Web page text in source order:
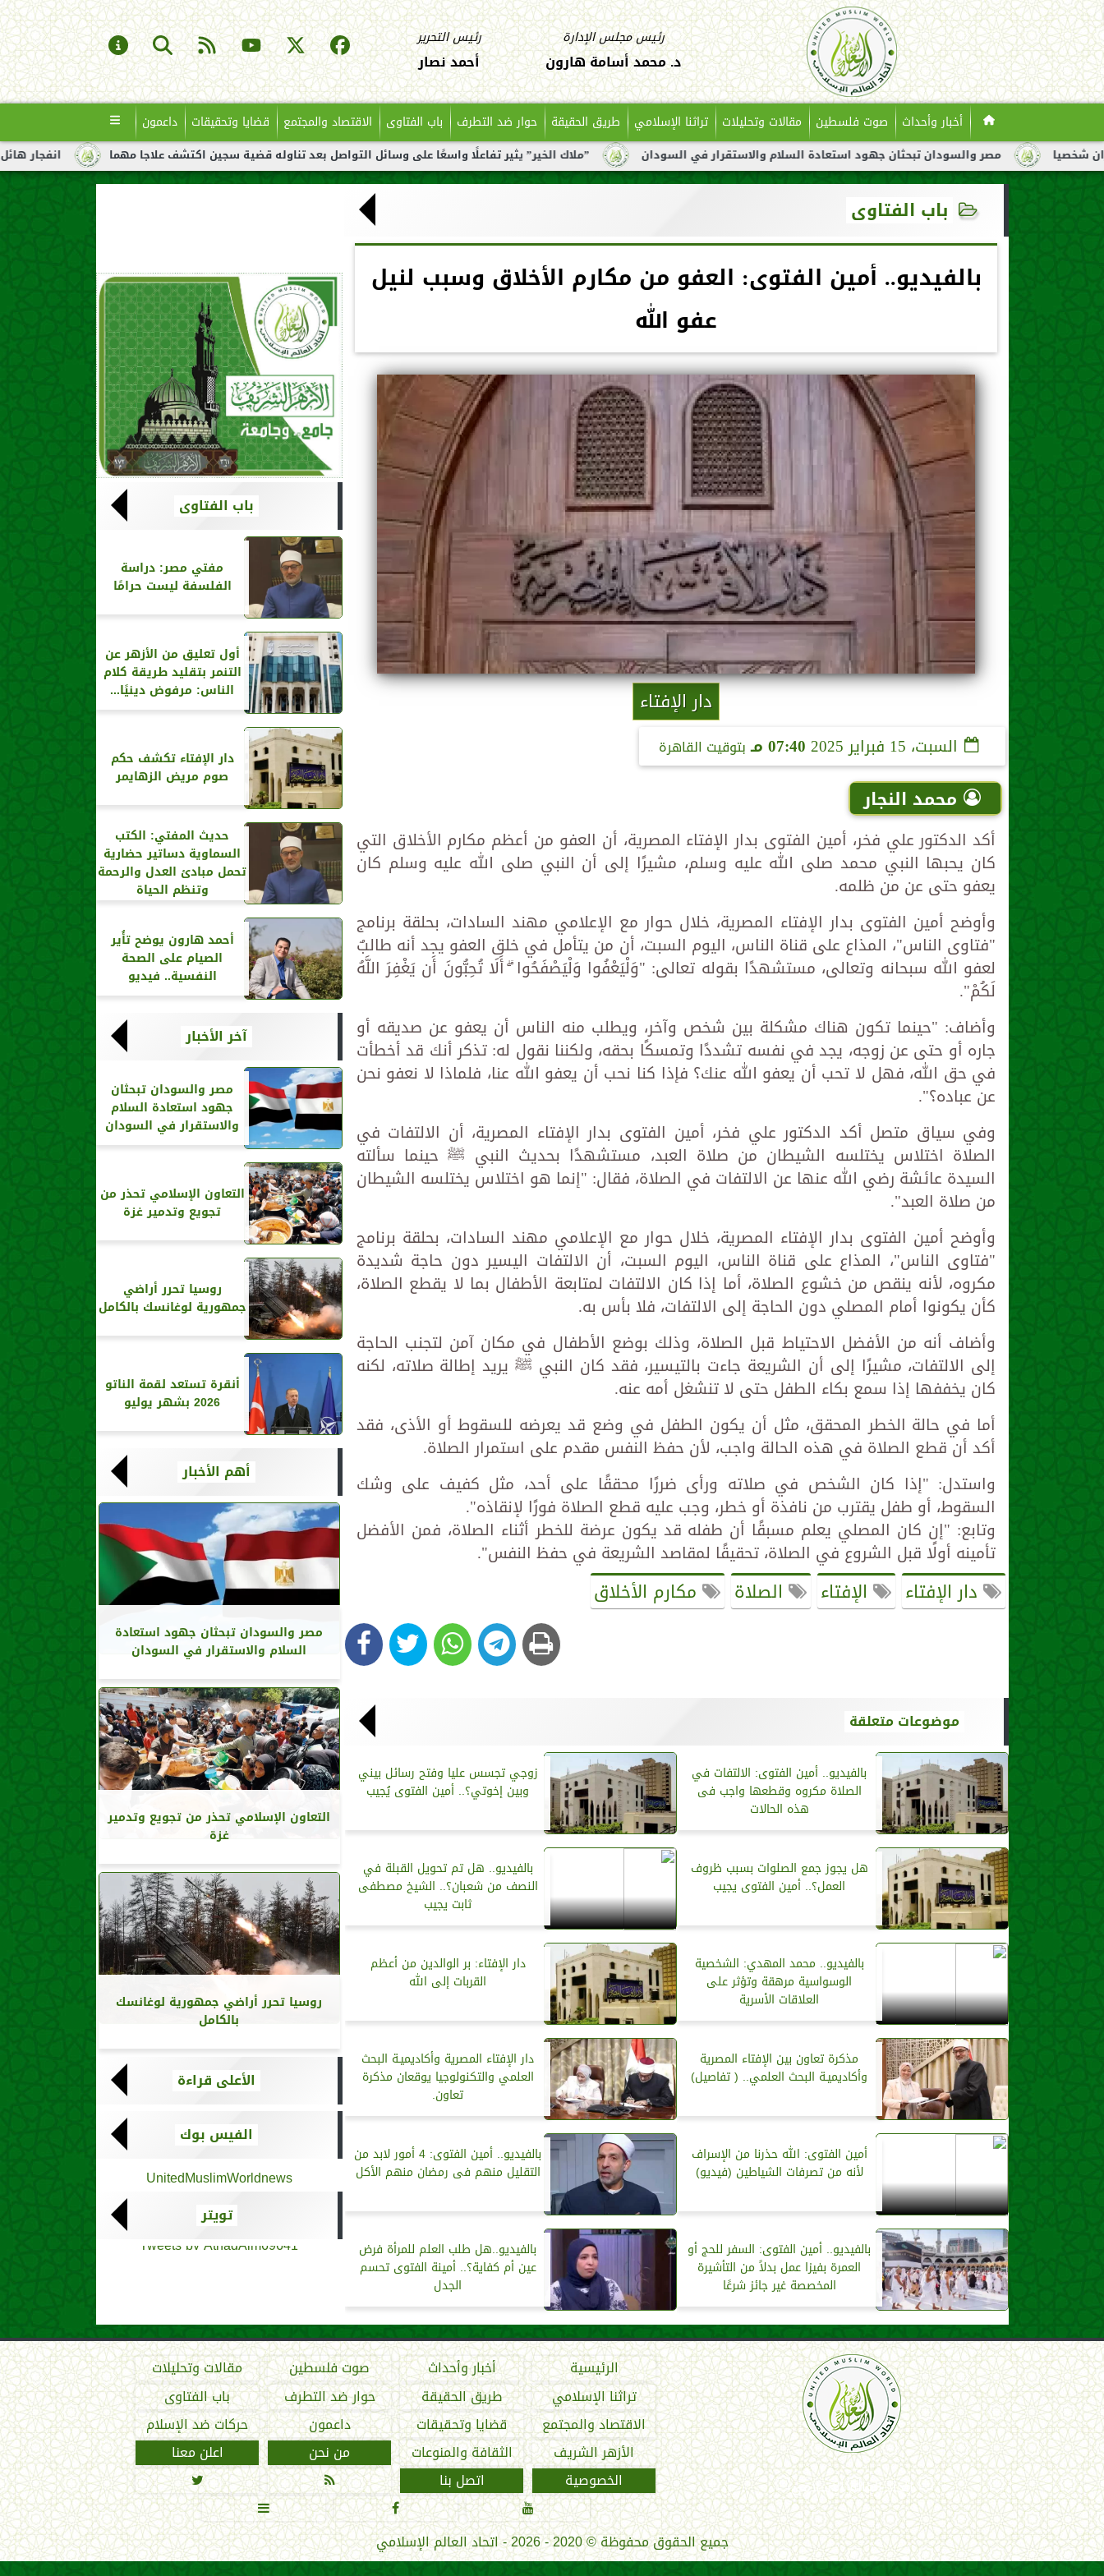
رئيس مجلس الإدارة
د. محمد أسامة هارون
رئيس التحرير
أحمد نصار
أخبار وأحداث صوت فلسطين مقالات وتحليلات تراثنا الإسلامي طريق الحقيقة حوار ضد التطرف باب الفتاوى الاقتصاد والمجتمع قضايا وتحقيقات داعمون
انفجار هائل لناقلة نفط ”ملاك الخير” يثير تفاعلًا واسعًا على وسائل التواصل بعد تناوله قضية سجين اكتشف علاجا مهما مصر والسودان تبحثان جهود استعادة السلام والاستقرار في السودان
باب الفتاوى
بالفيديو.. أمين الفتوى: العفو من مكارم الأخلاق وسبب لنيل
عفو الله
دار الإفتاء
السبت، 15 فبراير 2025 07:40 مـ بتوقيت القاهرة
محمد النجار
أكد الدكتور علي فخر، أمين الفتوى بدار الإفتاء المصرية، أن العفو من أعظم مكارم الأخلاق التي
كان يحبها النبي محمد صلى الله عليه وسلم، مشيرًا إلى أن النبي صلى الله عليه وسلم كان
يعفو حتى عن من ظلمه.
وأوضح أمين الفتوى بدار الإفتاء المصرية، خلال حوار مع الإعلامي مهند السادات، بحلقة برنامج
"فتاوى الناس"، المذاع على قناة الناس، اليوم السبت، أن من يتأمل في خلق العفو يجد أنه طالبٌ
لعفو الله سبحانه وتعالى، مستشهدًا بقوله تعالى: "وَلْيَعْفُوا وَلْيَصْفَحُوا ۗ أَلَا تُحِبُّونَ أَن يَغْفِرَ اللَّهُ
لَكُمْ".
وأضاف: "حينما تكون هناك مشكلة بين شخص وآخر، ويطلب منه الناس أن يعفو عن صديقه أو
جاره أو حتى عن زوجه، يجد في نفسه تشددًا وتمسكًا بحقه، ولكننا نقول له: تذكر أنك قد أخطأت
في حق الله، فهل لا تحب أن يعفو الله عنك؟ فإذا كنا نحب أن يعفو الله عنا، فلماذا لا نعفو نحن
عن عباده؟".
وفي سياق متصل أكد الدكتور علي فخر، أمين الفتوى بدار الإفتاء المصرية، أن الالتفات في
الصلاة اختلاس يختلسه الشيطان من صلاة العبد، مستشهدًا بحديث النبي ﷺ حينما سألته
السيدة عائشة رضي الله عنها عن الالتفات في الصلاة، فقال: "إنما هو اختلاس يختلسه الشيطان
من صلاة العبد".
وأوضح أمين الفتوى بدار الإفتاء المصرية، خلال حوار مع الإعلامي مهند السادات، بحلقة برنامج
"فتاوى الناس"، المذاع على قناة الناس، اليوم السبت، أن الالتفات اليسير دون حاجة شديدة
مكروه، لأنه ينقص من خشوع الصلاة، أما إذا كان الالتفات لمتابعة الأطفال بما لا يقطع الصلاة،
كأن يكونوا أمام المصلي دون الحاجة إلى الالتفات، فلا بأس به.
وأضاف أنه من الأفضل الاحتياط قبل الصلاة، وذلك بوضع الأطفال في مكان آمن لتجنب الحاجة
إلى الالتفات، مشيرًا إلى أن الشريعة جاءت بالتيسير، فقد كان النبي ﷺ يريد إطالة صلاته، لكنه
كان يخففها إذا سمع بكاء الطفل حتى لا تنشغل أمه عنه.
أما في حالة الخطر المحقق، مثل أن يكون الطفل في وضع قد يعرضه للسقوط أو الأذى، فقد
أكد أن قطع الصلاة في هذه الحالة واجب، لأن حفظ النفس مقدم على استمرار الصلاة.
واستدل: "إذا كان الشخص في صلاته ورأى ضررًا محققًا على أحد، مثل كفيف على وشك
السقوط، أو طفل يقترب من نافذة أو خطر، وجب عليه قطع الصلاة فورًا لإنقاذه".
وتابع: "إن كان المصلي يعلم مسبقًا أن طفله قد يكون عرضة للخطر أثناء الصلاة، فمن الأفضل
تأمينه أولًا قبل الشروع في الصلاة، تحقيقًا لمقاصد الشريعة في حفظ النفس".
دار الإفتاء الإفتاء الصلاة مكارم الأخلاق
موضوعات متعلقة
بالفيديو.. أمين الفتوى: الالتفات في
الصلاة مكروه وقطعها واجب فى
هذه الحالات
زوجي تجسس عليا وفتح رسائل بيني
وبين إخوتي؟.. أمين الفتوى يُجيب
هل يجوز جمع الصلوات بسبب ظروف
العمل؟.. أمين الفتوى يجيب
بالفيديو.. هل تم تحويل القبلة في
النصف من شعبان؟.. الشيخ مصطفى
ثابت يجيب
بالفيديو.. محمد المهدي: الشخصية
الوسواسية مرهقة وتؤثر على
العلاقات الأسرية
دار الإفتاء: بر الوالدين من أعظم
القربات إلى الله
مذكرة تعاون بين الإفتاء المصرية
وأكاديميـة البحث العلمي.. ( تفاصيل)
دار الإفتاء المصرية وأكاديميـة البحث
العلمي والتكنولوجيا يوقعان مذكرة
تعاون.
أمين الفتوى: الله حذرنا من الإسراف
لأنه من تصرفات الشياطين (فيديو)
بالفيديو.. أمين الفتوى: 4 أمور لابد من
التقليل منهم فى رمضان منهم الأكل
بالفيديو.. أمين الفتوى: السفر للحج أو
العمرة بفيزا عمل بدلاً من التأشيرة
المخصصة غير جائز شرعًا
بالفيديو..هل طلب العلم للمرأة فرض
عين أم كفاية؟.. أمينة الفتوى تحسم
الجدل
باب الفتاوى
مفتي مصر: دراسة
الفلسفة ليست حرامًا
أول تعليق من الأزهر عن
التنمر بتقليد طريقة كلام
الناس: مرفوض دينيًا...
دار الإفتاء تكشف حكم
صوم مريض الزهايمر
حديث المفتي: الكتب
السماوية دساتير حضارية
تحمل مبادئ العدل والرحمة
وتنظم الحياة
أحمد هارون يوضح تأُير
الصيام على الصحة
النفسية.. فيديو
آخر الأخبار
مصر والسودان تبحثان
جهود استعادة السلام
والاستقرار في السودان
التعاون الإسلامي تحذر من
تجويع وتدمير غزة
روسيا تحرر أراضي
جمهورية لوغانسك بالكامل
أنقرة تستعد لقمة الناتو
2026 بشهر يوليو
أهم الأخبار
مصر والسودان تبحثان جهود استعادة
السلام والاستقرار في السودان
التعاون الإسلامي تحذر من تجويع وتدمير
غزة
روسيا تحرر أراضي جمهورية لوغانسك
بالكامل
الأعلى قراءة
الفيس بوك
UnitedMuslimWorldnews
تويتر
Tweets by AthadAlm69641
اتحاد العالم الإسلامي
الرئيسية أخبار وأحداث صوت فلسطين
مقالات وتحليلات
تراثنا الإسلامي
طريق الحقيقة حوار ضد التطرف
باب الفتاوى
الاقتصاد والمجتمع
قضايا وتحقيقات داعمون
حركات ضد الإسلام
الأزهر الشريف
الثقافة والمنوعات من نحن
اعلن معنا
الخصوصية
اتصل بنا 




جميع الحقوق محفوظة©2020 - 2026 - اتحاد العالم الإسلامي